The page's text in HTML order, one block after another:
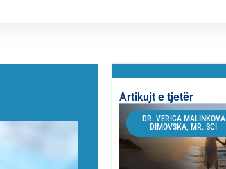
Artikujt e tjetër
DR. VERICA MALINKOVA
DIMOVSKA, MR. SCI